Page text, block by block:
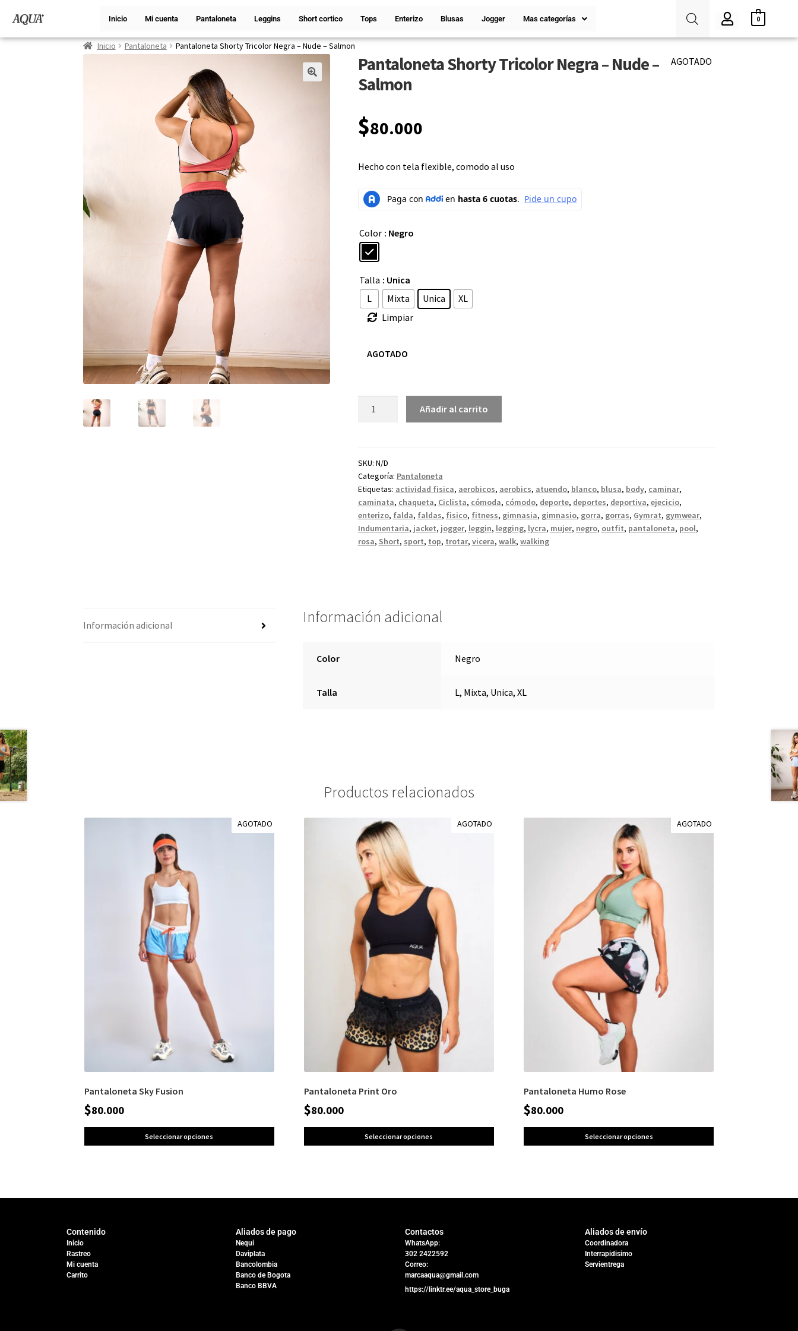
Inicio Mi cuenta Pantaloneta Leggins Short cortico Tops Enterizo Blusas Jogger Mas categorías 0
Inicio Pantaloneta Pantaloneta Shorty Tricolor Negra – Nude – Salmon
AGOTADO
Pantaloneta Shorty Tricolor Negra – Nude –
Salmon
$80.000
Hecho con tela flexible, comodo al uso
Color : Negro
Talla : Unica
L
Mixta Unica
XL
Limpiar
AGOTADO
Añadir al carrito
SKU: N/D
Categoría: Pantaloneta
Etiquetas: actividad fisica, aerobicos, aerobics, atuendo, blanco, blusa, body, caminar,
caminata, chaqueta, Ciclista, cómoda, cómodo, deporte, deportes, deportiva, ejecicio,
enterizo, falda, faldas, fisico, fitness, gimnasia, gimnasio, gorra, gorras, Gymrat, gymwear,
Indumentaria, jacket, jogger, leggin, legging, lycra, mujer, negro, outfit, pantaloneta, pool,
rosa, Short, sport, top, trotar, vicera, walk, walking
Información adicional Información adicional
Color Negro
Talla L, Mixta, Unica, XL
Productos relacionados
AGOTADO
Pantaloneta Sky Fusion
$80.000
Seleccionar opciones
AGOTADO
Pantaloneta Print Oro
$80.000
Seleccionar opciones
AGOTADO
Pantaloneta Humo Rose
$80.000
Seleccionar opciones
Contenido
Inicio
Rastreo
Mi cuenta
Carrito
Aliados de pago
Nequi
Daviplata
Bancolombia
Banco de Bogota
Banco BBVA
Contactos
WhatsApp:
302 2422592
Correo:
marcaaqua@gmail.com
https://linktr.ee/aqua_store_buga
Aliados de envío
Coordinadora
Interrapidisimo
Servientrega